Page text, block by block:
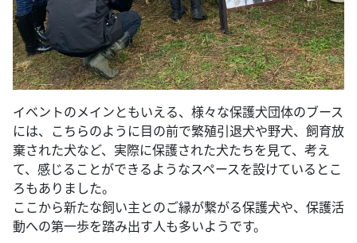
イベントのメインともいえる、様々な保護犬団体のブース
には、こちらのように目の前で繁殖引退犬や野犬、飼育放
棄された犬など、実際に保護された犬たちを見て、考え
て、感じることができるようなスペースを設けているとこ
ろもありました。
ここから新たな飼い主とのご縁が繋がる保護犬や、保護活
動への第一歩を踏み出す人も多いようです。